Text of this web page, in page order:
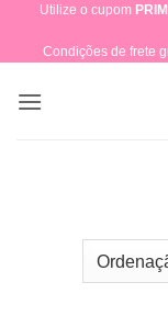
content
Utilize o cupom
Condições de frete